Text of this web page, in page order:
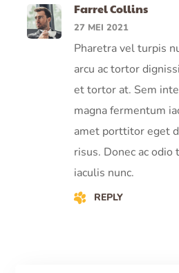
Farrel Collins
27 MEI 2021
Pharetra vel turpis
arcu ac tortor
et tortor at. Sem
magna fermentum
amet porttitor eget
risus. Donec ac odio
iaculis nunc.
REPLY